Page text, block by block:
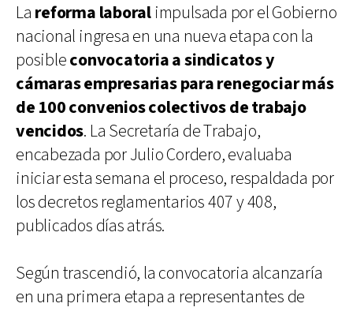
La reforma laboral impulsada por el Gobierno
nacional ingresa en una nueva etapa con la
posibleconvocatoria a sindicatos y
cámaras empresarias para renegociar más
de 100 convenios colectivos de trabajo
vencidos. La Secretaría de Trabajo,
encabezada por Julio Cordero, evaluaba
iniciar esta semana el proceso, respaldada por
los decretos reglamentarios 407 y 408,
publicados días atrás.
Según trascendió, la convocatoria alcanzaría
en una primera etapa a representantes de